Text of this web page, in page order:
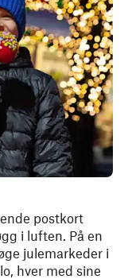
postkort
i luften. På en
julemarkeder i
hver med sine